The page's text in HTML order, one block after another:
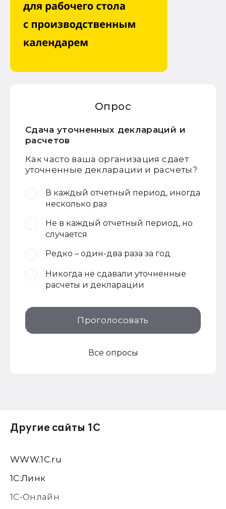
Опрос
Сдача уточненных деклараций и
расчетов
Как часто ваша организация сдает
уточненные декларации и расчеты?
В каждый отчетный период, иногда
несколько раз
Не в каждый отчетный период, но
случается
Редко – один-два раза за год
Никогда не сдавали уточненные
расчеты и декларации
Проголосовать
Все опросы
Другие сайты 1С
WWW.1С.ru
1С:Линк
1С-Онлайн